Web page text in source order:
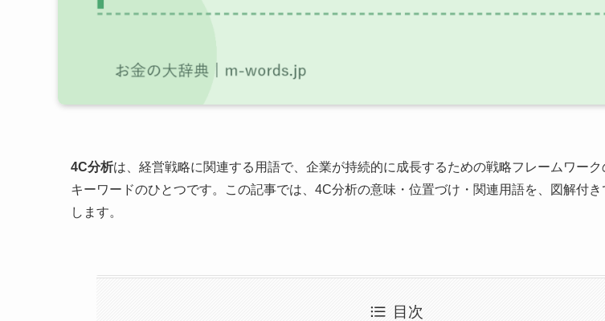
4C分析は、経営戦略に関連する用語で、企業が持続的に成長するための戦略フレームワー
キーワードのひとつです。この記事では、4C分析の意味・位置づけ・関連用語を、図解付
します。
目次